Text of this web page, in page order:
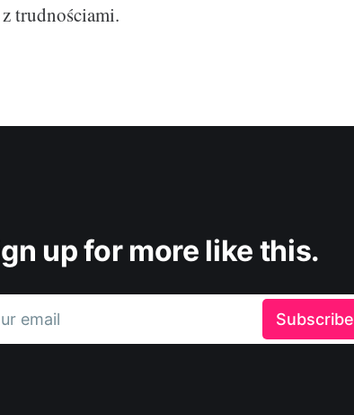
trudnościami.
up for more like this.
email Subscribe